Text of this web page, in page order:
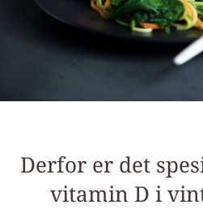
Derfor er det
vitamin D i